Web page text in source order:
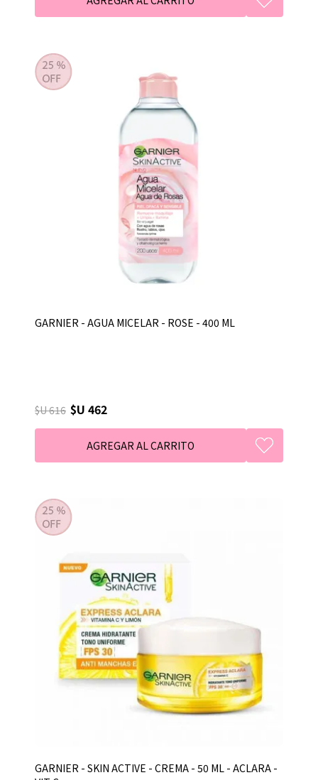
GARNIER - AGUA MICELAR - ROSE - 400 ML
$U 616 $U 462
GARNIER - SKIN ACTIVE - CREMA - 50 ML - ACLARA -